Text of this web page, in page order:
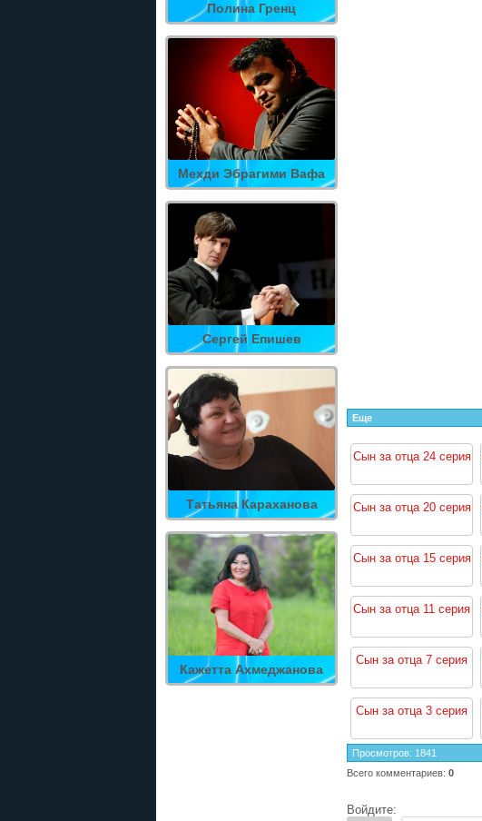
Полина Гренц
Мехди Эбрагими Вафа
Сергей Епишев
Татьяна Караханова
Кажетта Ахмеджанова
Еще
Сын за отца 24 серия
Сын за отца 20 серия
Сын за отца 15 серия
Сын за отца 11 серия
Сын за отца 7 серия
Сын за отца 3 серия
Просмотров: 1841
Всего комментариев: 0
Войдите: